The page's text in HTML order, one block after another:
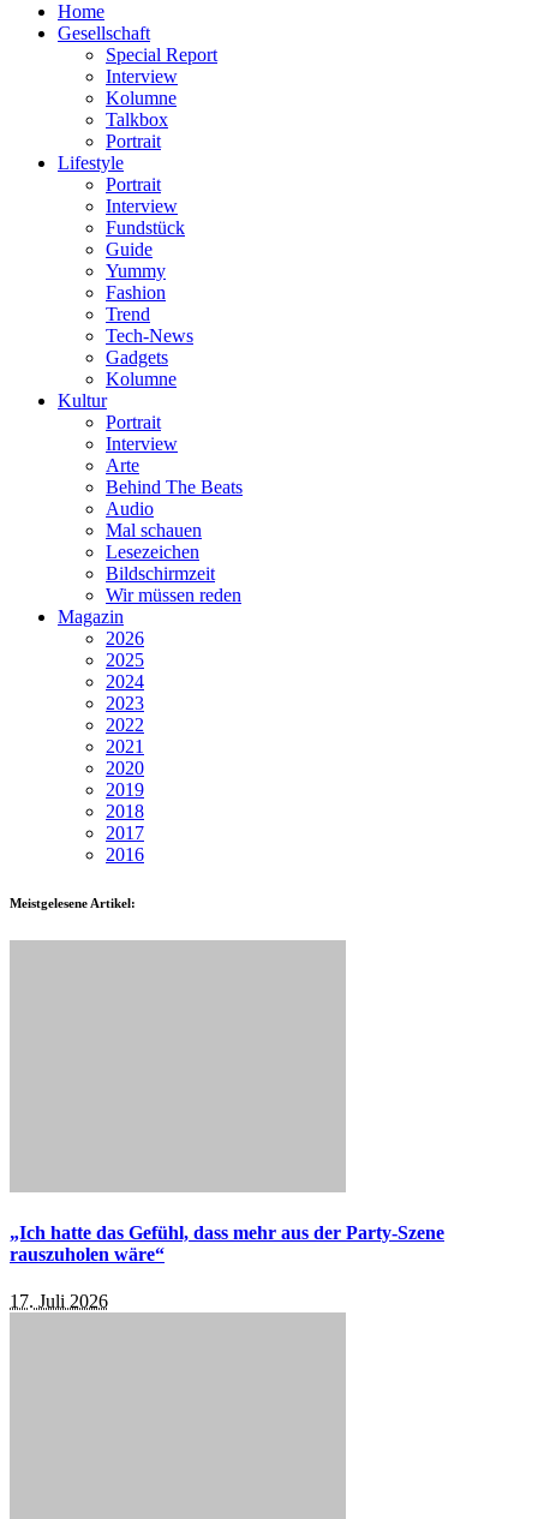
Home
Gesellschaft
Special Report
Interview
Kolumne
Talkbox
Portrait
Lifestyle
Portrait
Interview
Fundstück
Guide
Yummy
Fashion
Trend
Tech-News
Gadgets
Kolumne
Kultur
Portrait
Interview
Arte
Behind The Beats
Audio
Mal schauen
Lesezeichen
Bildschirmzeit
Wir müssen reden
Magazin
2026
2025
2024
2023
2022
2021
2020
2019
2018
2017
2016
Meistgelesene Artikel:
„Ich hatte das Gefühl, dass mehr aus der Party-Szene
rauszuholen wäre“
17. Juli 2026